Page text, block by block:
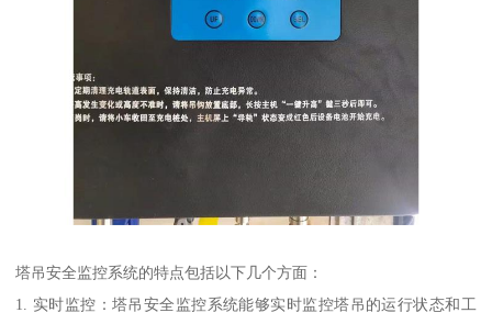
塔吊安全监控系统的特点包括以下几个方面：
1. 实时监控：塔吊安全监控系统能够实时监控塔吊的运行状态和工